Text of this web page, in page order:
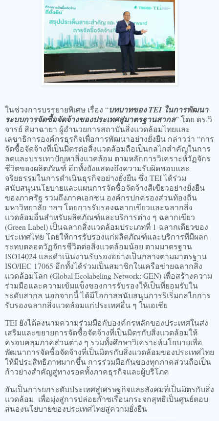
ในช่วงการบรรยายพิเศษ เรื่อง “บทบาทของ TEI ในการพัฒนา
ระบบการจัดซื้อจัดจ้างของประเทศสู่มาตรฐานสากล” โดย ดร.วิ
จารย์ สิมาฉายา ผู้อำนวยการสถาบันสิ่งแวดล้อมไทยและ
เลขาธิการองค์กรธุรกิจเพื่อการพัฒนาอย่างยั่งยืน กล่าวว่า “การ
จัดซื้อจัดจ้างที่เป็นมิตรต่อสิ่งแวดล้อมถือเป็นกลไกสำคัญในการ
ลดและบรรเทาปัญหาสิ่งแวดล้อม ตามหลักการวิเคราะห์วัฏจักร
ชีวิตของผลิตภัณฑ์ อีกทั้งยังแสดงถึงความรับผิดชอบและ
จริยธรรมในการดำเนินธุรกิจอย่างยั่งยืน ซึ่ง TEI ได้ร่วม
สนับสนุนนโยบายและแผนการจัดซื้อจัดจ้างสีเขียวอย่างยั่งยืน
ของภาครัฐ รวมถึงภาคเอกชน องค์กรปกครองส่วนท้องถิ่น
มหาวิทยาลัย ฯลฯ โดยการรับรองฉลากเขียวและฉลากสิ่ง
แวดล้อมอื่นสำหรับผลิตภัณฑ์และบริการต่าง ๆ ฉลากเขียว
(Green Label) เป็นฉลากสิ่งแวดล้อมประเภทที่ 1 ฉลากเดียวของ
ประเทศไทย โดยให้การรับรองแก่ผลิตภัณฑ์และบริการที่มีผลก
ระทบตลอดวัฏจักรชีวิตต่อสิ่งแวดล้อมน้อย ตามมาตรฐาน
ISO14024 และดำเนินงานรับรองอย่างเป็นกลางตามมาตรฐาน
ISO/IEC 17065 อีกทั้งได้ร่วมเป็นสมาชิกในเครือข่ายฉลากสิ่ง
แวดล้อมโลก (Global Ecolabeling Network: GEN) เพื่อสร้างความ
ร่วมมือและความเข้มแข็งของการรับรองให้เป็นที่ยอมรับใน
ระดับสากล นอกจากนี้ ได้มีโอกาสสนับสนุนการริเริ่มกลไกการ
รับรองฉลากสิ่งแวดล้อมแก่ประเทศอื่น ๆ ในเอเชีย
TEI ยังได้ลงนามความร่วมมือกับองค์กรหลักของประเทศในส่ง
เสริมและขยายการจัดซื้อจัดจ้างที่เป็นมิตรกับสิ่งแวดล้อมให้
ครอบคลุมภาคส่วนต่าง ๆ รวมทั้งศึกษาวิเคราะห์นโยบายเพื่อ
พัฒนาการจัดซื้อจัดจ้างที่เป็นมิตรกับสิ่งแวดล้อมของประเทศไทย
ให้มีประสิทธิภาพมากขึ้น การร่วมมือกันของทุกภาคส่วนถือเป็น
ก้าวย่างสำคัญสู่ทางรอดทั้งภาคธุรกิจและผู้บริโภค
อันเป็นการยกระดับประเทศสู่เศรษฐกิจและสังคมที่เป็นมิตรกับสิ่ง
แวดล้อม เพื่อมุ่งสู่การปล่อยก๊าซเรือนกระจกสุทธิเป็นศูนย์ตอบ
สนองนโยบายของประเทศไทยสู่ความยั่งยืน